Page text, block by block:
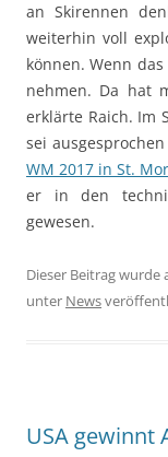
an Skirennen
weiterhin voll
können. Wenn
nehmen. Da hat
erklärte Raich. Im
sei
WM 2017 in St.
er in den
gewesen.
Dieser Beitrag wurde
unter News
USA gewinnt